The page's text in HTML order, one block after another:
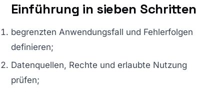
Einführung in sieben Schritten
begrenzten Anwendungsfall und Fehlerfolgen
definieren;
Datenquellen, Rechte und erlaubte Nutzung
prüfen;